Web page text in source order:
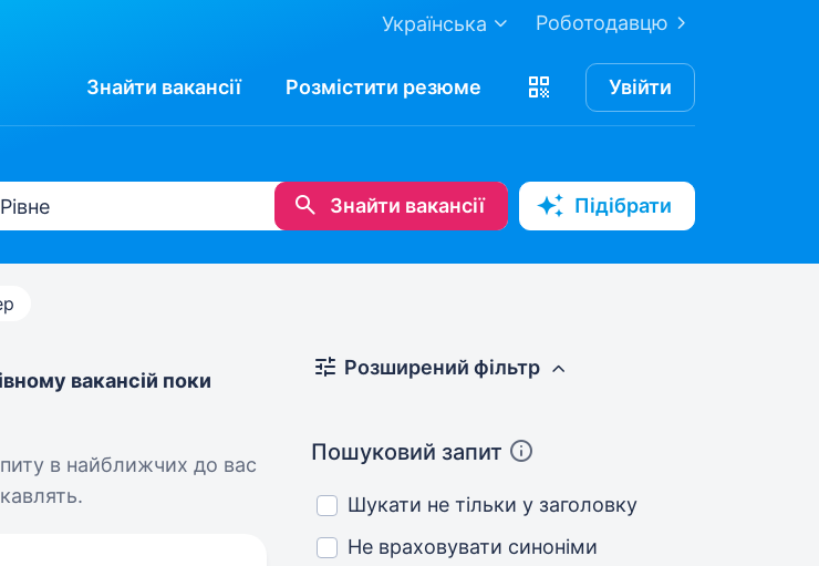
Роботодавцю
Українська
Знайти вакансії Розмістити резюме Увійти
Знайти вакансії Підібрати
вакансій поки
в найближчих до вас
Розширений фільтр
Пошуковий запит
Шукати не тільки у заголовку
Не враховувати синоніми